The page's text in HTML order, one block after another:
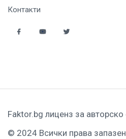
Контакти
Faktor.bg лиценз за
© 2024 Всички права